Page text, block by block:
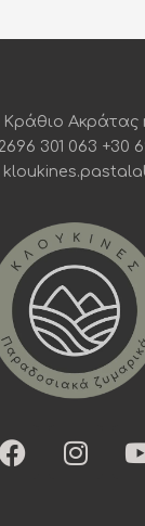
Κράθιο Ακράτας
301 063 +30
F
a
I
n